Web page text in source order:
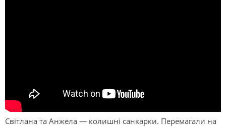
Світлана та Анжела — колишні санкарки. Перемагали на